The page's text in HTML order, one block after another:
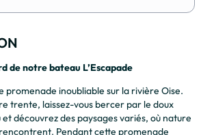
de notre bateau L’Escapade
promenade inoubliable sur la rivière Oise.
trente, laissez-vous bercer par le doux
et découvrez des paysages variés, où nature
Pendant cette promenade